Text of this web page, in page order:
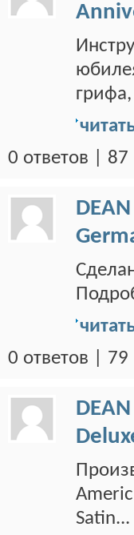
0 ответов |
DEAN
0 ответов |
DEAN
Satin...